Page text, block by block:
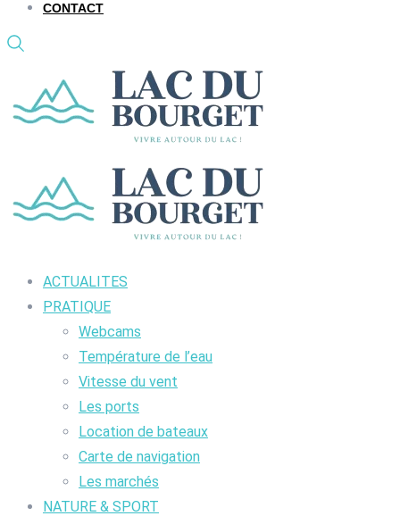
CONTACT
ACTUALITES
PRATIQUE
Webcams
Température de l’eau
Vitesse du vent
Les ports
Location de bateaux
Carte de navigation
Les marchés
NATURE & SPORT